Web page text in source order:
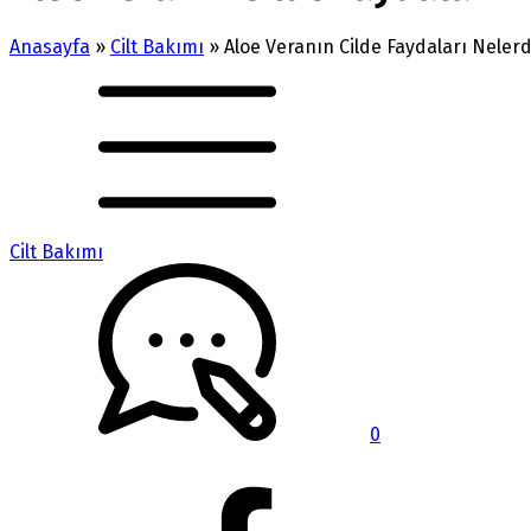
Anasayfa » Cilt Bakımı » Aloe Veranın Cilde Faydaları
Cilt Bakımı
0